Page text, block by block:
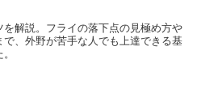
解説。フライの落下点の見極め方や
、外野が苦手な人でも上達できる基